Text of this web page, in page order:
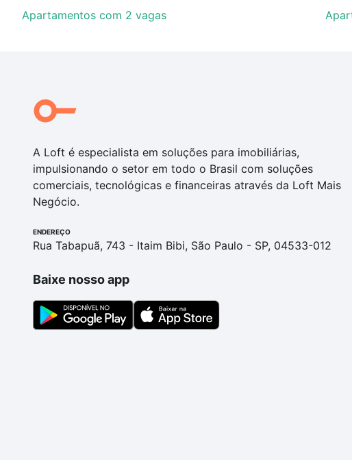
Apartamentos com 2 vagas
A Loft é especialista em soluções para imobiliárias,
impulsionando o setor em todo o Brasil com soluções
comerciais, tecnológicas e financeiras através da Loft Mais
Negócio.
ENDEREÇO
Rua Tabapuã, 743 - Itaim Bibi, São Paulo - SP, 04533-012
Baixe nosso app